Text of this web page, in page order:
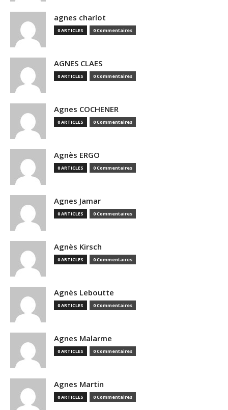
agnes charlot
0 ARTICLES 0 Commentaires
AGNES CLAES
0 ARTICLES 0 Commentaires
Agnes COCHENER
0 ARTICLES 0 Commentaires
Agnès ERGO
0 ARTICLES 0 Commentaires
Agnes Jamar
0 ARTICLES 0 Commentaires
Agnès Kirsch
0 ARTICLES 0 Commentaires
Agnès Leboutte
0 ARTICLES 0 Commentaires
Agnes Malarme
0 ARTICLES 0 Commentaires
Agnes Martin
0 ARTICLES 0 Commentaires